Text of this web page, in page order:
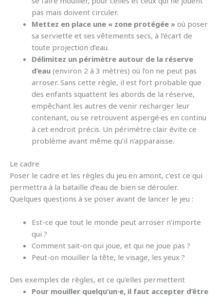
pas mais doivent circuler.
Mettez en place une « zone protégée » où poser
sa serviette et ses vêtements secs, à l’écart de
toute projection d’eau.
Délimitez un périmètre autour de la réserve
d’eau (environ 2 à 3 mètres) où l’on ne peut pas
arroser. Sans cette règle, il est fort probable que
des enfants squattent les abords de la réserve,
empêchant les autres de venir recharger leur
contenant, ou se retrouvent aspergé·es en continu
à cet endroit précis. Un périmètre clair évite ce
problème avant même qu’il n’apparaisse.
Le cadre
Poser le cadre et les règles du jeu en amont, c’est ce qui
permettra à la bataille d’eau de bien se dérouler.
Quelques questions à se poser avant de lancer le jeu :
Est-ce que tout le monde peut arroser n’importe
qui ?
Comment sait-on qui joue, et qui ne joue pas ?
Peut-on mouiller la tête, le visage, les yeux ?
Des exemples de règles, et ce qu’elles permettent
Pour mouiller quelqu’un·e, il faut accepter d’être